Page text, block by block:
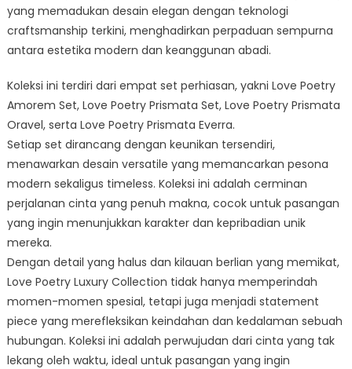
yang memadukan desain elegan dengan teknologi
craftsmanship terkini, menghadirkan perpaduan sempurna
antara estetika modern dan keanggunan abadi.
Koleksi ini terdiri dari empat set perhiasan, yakni Love Poetry
Amorem Set, Love Poetry Prismata Set, Love Poetry Prismata
Oravel, serta Love Poetry Prismata Everra.
Setiap set dirancang dengan keunikan tersendiri,
menawarkan desain versatile yang memancarkan pesona
modern sekaligus timeless. Koleksi ini adalah cerminan
perjalanan cinta yang penuh makna, cocok untuk pasangan
yang ingin menunjukkan karakter dan kepribadian unik
mereka.
Dengan detail yang halus dan kilauan berlian yang memikat,
Love Poetry Luxury Collection tidak hanya memperindah
momen-momen spesial, tetapi juga menjadi statement
piece yang merefleksikan keindahan dan kedalaman sebuah
hubungan. Koleksi ini adalah perwujudan dari cinta yang tak
lekang oleh waktu, ideal untuk pasangan yang ingin